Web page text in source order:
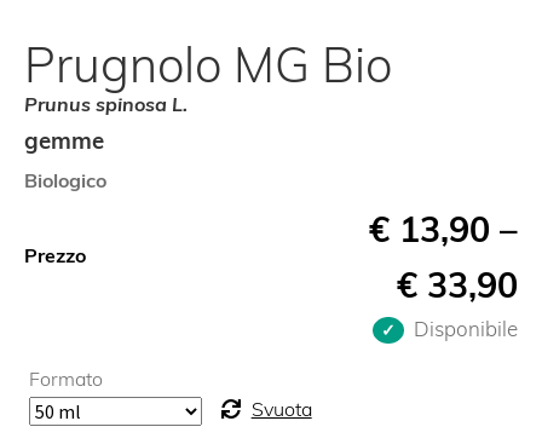
Prugnolo MG Bio
Prunus spinosa L.
gemme
Biologico
Prezzo
€ 13,90 –
€ 33,90
Disponibile
Formato
Svuota